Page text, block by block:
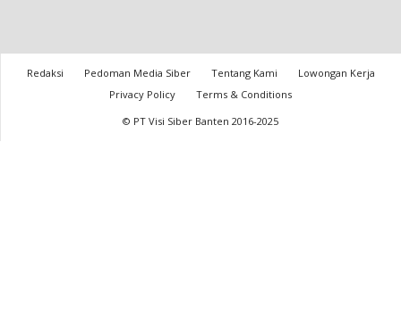
Redaksi Pedoman Media Siber Tentang Kami
Lowongan Kerja
Privacy Policy
Terms & Conditions
© PT Visi Siber Banten 2016-2025